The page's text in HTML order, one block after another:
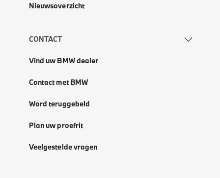
Nieuwsoverzicht
CONTACT
Vind uw BMW dealer
Contact met BMW
Word teruggebeld
Plan uw proefrit
Veelgestelde vragen